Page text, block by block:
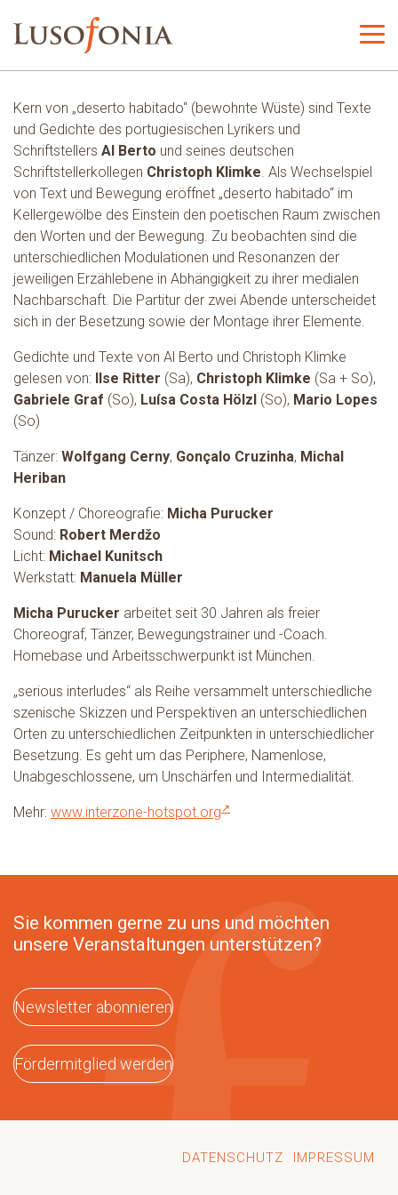
Kern von „deserto habitado“ (bewohnte Wüste) sind Texte
und Gedichte des portugiesischen Lyrikers und
Schriftstellers Al Berto und seines deutschen
Schriftstellerkollegen Christoph Klimke. Als Wechselspiel
von Text und Bewegung eröffnet „deserto habitado“ im
Kellergewölbe des Einstein den poetischen Raum zwischen
den Worten und der Bewegung. Zu beobachten sind die
unterschiedlichen Modulationen und Resonanzen der
jeweiligen Erzählebene in Abhängigkeit zu ihrer medialen
Nachbarschaft. Die Partitur der zwei Abende unterscheidet
sich in der Besetzung sowie der Montage ihrer Elemente.
Gedichte und Texte von Al Berto und Christoph Klimke
gelesen von: Ilse Ritter (Sa), Christoph Klimke (Sa + So),
Gabriele Graf (So), Luísa Costa Hölzl (So), Mario Lopes
(So)
Tänzer: Wolfgang Cerny, Gonçalo Cruzinha, Michal
Heriban
Konzept / Choreografie: Micha Purucker
Sound: Robert Merdžo
Licht: Michael Kunitsch
Werkstatt: Manuela Müller
Micha Purucker arbeitet seit 30 Jahren als freier
Choreograf, Tänzer, Bewegungstrainer und -Coach.
Homebase und Arbeitsschwerpunkt ist München.
„serious interludes“ als Reihe versammelt unterschiedliche
szenische Skizzen und Perspektiven an unterschiedlichen
Orten zu unterschiedlichen Zeitpunkten in unterschiedlicher
Besetzung. Es geht um das Periphere, Namenlose,
Unabgeschlossene, um Unschärfen und Intermedialität.
Mehr: www.interzone-hotspot.org
Sie kommen gerne zu uns und möchten
unsere Veranstaltungen unterstützen?
Newsletter abonnieren
Fördermitglied werden
DATENSCHUTZ IMPRESSUM